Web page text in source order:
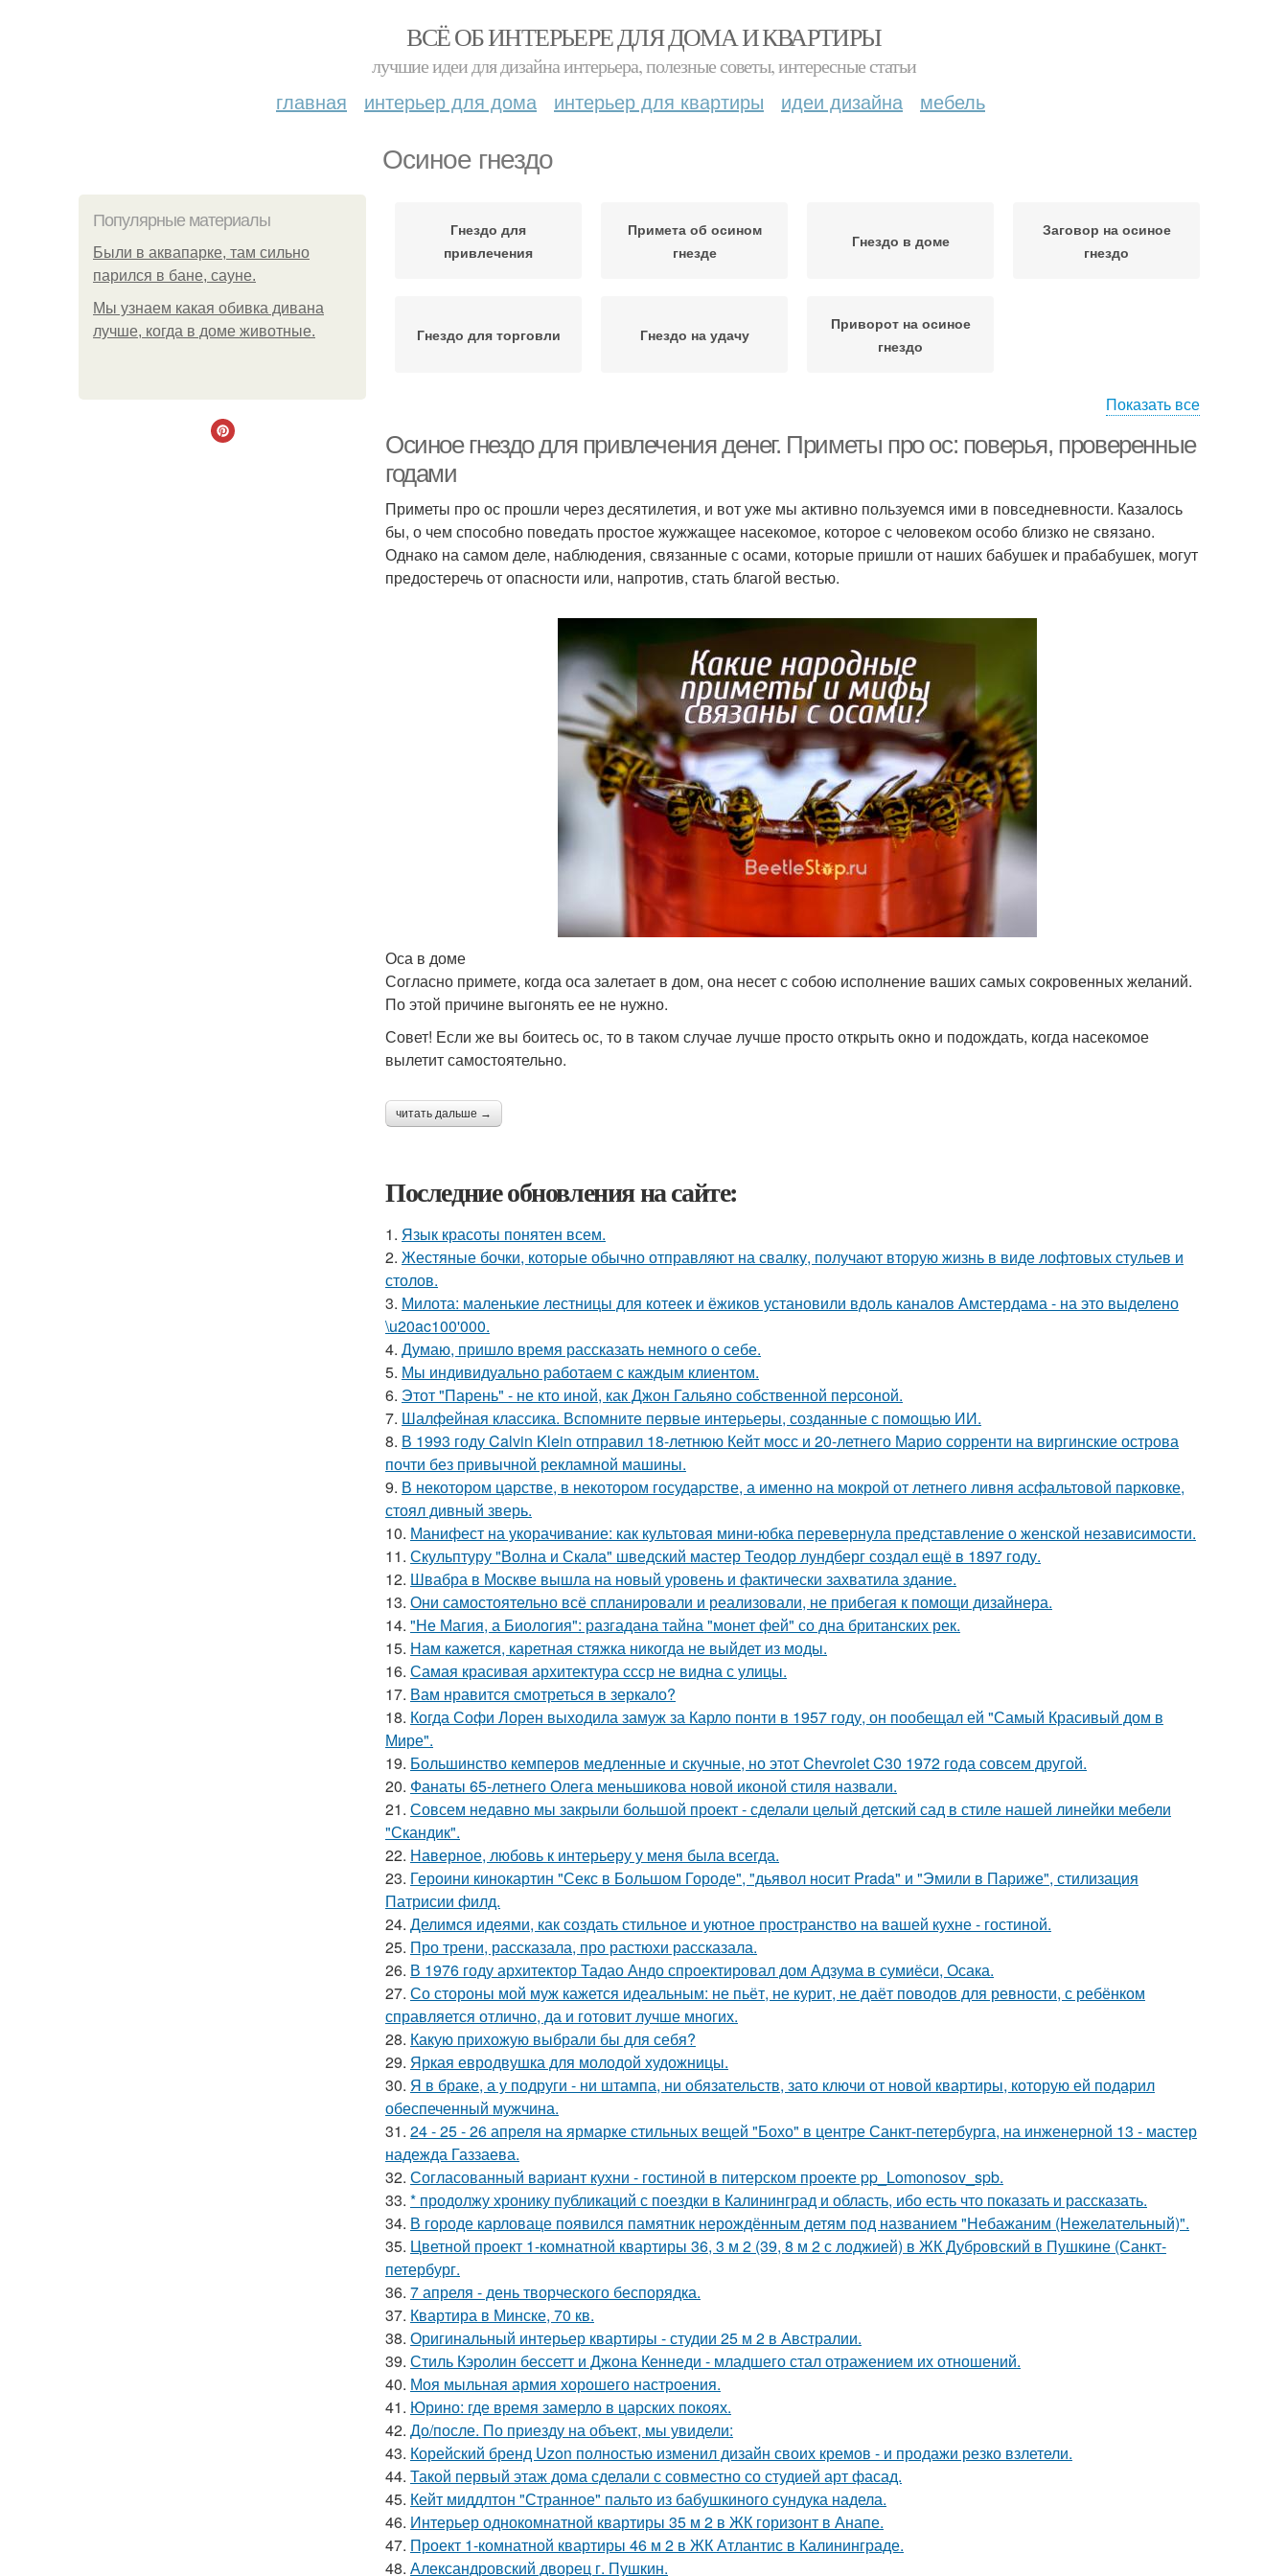
ВСЁ ОБ ИНТЕРЬЕРЕ ДЛЯ ДОМА И КВАРТИРЫ
лучшие идеи для дизайна интерьера, полезные советы, интересные статьи
главная интерьер для дома интерьер для квартиры идеи дизайна мебель
Осиное гнездо
Популярные материалы
Были в аквапарке, там сильно
парился в бане, сауне.
Мы узнаем какая обивка дивана
лучше, когда в доме животные.
Гнездо для
привлечения
Примета об осином
гнезде
Гнездо в доме
Заговор на осиное
гнездо
Гнездо для торговли Гнездо на удачу
Приворот на осиное
гнездо
Показать все
Осиное гнездо для привлечения денег. Приметы про ос: поверья, проверенные
годами
Приметы про ос прошли через десятилетия, и вот уже мы активно пользуемся ими в повседневности. Казалось
бы, о чем способно поведать простое жужжащее насекомое, которое с человеком особо близко не связано.
Однако на самом деле, наблюдения, связанные с осами, которые пришли от наших бабушек и прабабушек, могут
предостеречь от опасности или, напротив, стать благой вестью.
Оса в доме
Согласно примете, когда оса залетает в дом, она несет с собою исполнение ваших самых сокровенных желаний.
По этой причине выгонять ее не нужно.
Совет! Если же вы боитесь ос, то в таком случае лучше просто открыть окно и подождать, когда насекомое
вылетит самостоятельно.
читать дальше →
Последние обновления на сайте:
1. Язык красоты понятен всем.
2. Жестяные бочки, которые обычно отправляют на свалку, получают вторую жизнь в виде лофтовых стульев и
столов.
3. Милота: маленькие лестницы для котеек и ёжиков установили вдоль каналов Амстердама - на это выделено
\u20ac100'000.
4. Думаю, пришло время рассказать немного о себе.
5. Мы индивидуально работаем с каждым клиентом.
6. Этот "Парень" - не кто иной, как Джон Гальяно собственной персоной.
7. Шалфейная классика. Вспомните первые интерьеры, созданные с помощью ИИ.
8. В 1993 году Calvin Klein отправил 18-летнюю Кейт мосс и 20-летнего Марио сорренти на виргинские острова
почти без привычной рекламной машины.
9. В некотором царстве, в некотором государстве, а именно на мокрой от летнего ливня асфальтовой парковке,
стоял дивный зверь.
10. Манифест на укорачивание: как культовая мини-юбка перевернула представление о женской независимости.
11. Скульптуру "Волна и Скала" шведский мастер Теодор лундберг создал ещё в 1897 году.
12. Швабра в Москве вышла на новый уровень и фактически захватила здание.
13. Они самостоятельно всё спланировали и реализовали, не прибегая к помощи дизайнера.
14. "Не Магия, а Биология": разгадана тайна "монет фей" со дна британских рек.
15. Нам кажется, каретная стяжка никогда не выйдет из моды.
16. Самая красивая архитектура ссср не видна с улицы.
17. Вам нравится смотреться в зеркало?
18. Когда Софи Лорен выходила замуж за Карло понти в 1957 году, он пообещал ей "Самый Красивый дом в
Мире".
19. Большинство кемперов медленные и скучные, но этот Chevrolet C30 1972 года совсем другой.
20. Фанаты 65-летнего Олега меньшикова новой иконой стиля назвали.
21. Совсем недавно мы закрыли большой проект - сделали целый детский сад в стиле нашей линейки мебели
"Скандик".
22. Наверное, любовь к интерьеру у меня была всегда.
23. Героини кинокартин "Секс в Большом Городе", "дьявол носит Prada" и "Эмили в Париже", стилизация
Патрисии филд.
24. Делимся идеями, как создать стильное и уютное пространство на вашей кухне - гостиной.
25. Про трени, рассказала, про растюхи рассказала.
26. В 1976 году архитектор Тадао Андо спроектировал дом Адзума в сумиёси, Осака.
27. Со стороны мой муж кажется идеальным: не пьёт, не курит, не даёт поводов для ревности, с ребёнком
справляется отлично, да и готовит лучше многих.
28. Какую прихожую выбрали бы для себя?
29. Яркая евродвушка для молодой художницы.
30. Я в браке, а у подруги - ни штампа, ни обязательств, зато ключи от новой квартиры, которую ей подарил
обеспеченный мужчина.
31. 24 - 25 - 26 апреля на ярмарке стильных вещей "Бохо" в центре Санкт-петербурга, на инженерной 13 - мастер
надежда Газзаева.
32. Согласованный вариант кухни - гостиной в питерском проекте pp_Lomonosov_spb.
33. * продолжу хронику публикаций с поездки в Калининград и область, ибо есть что показать и рассказать.
34. В городе карловаце появился памятник нерождённым детям под названием "Небажаним (Нежелательный)".
35. Цветной проект 1-комнатной квартиры 36, 3 м 2 (39, 8 м 2 с лоджией) в ЖК Дубровский в Пушкине (Санкт-
петербург.
36. 7 апреля - день творческого беспорядка.
37. Квартира в Минске, 70 кв.
38. Оригинальный интерьер квартиры - студии 25 м 2 в Австралии.
39. Стиль Кэролин бессетт и Джона Кеннеди - младшего стал отражением их отношений.
40. Моя мыльная армия хорошего настроения.
41. Юрино: где время замерло в царских покоях.
42. До/после. По приезду на объект, мы увидели:
43. Корейский бренд Uzon полностью изменил дизайн своих кремов - и продажи резко взлетели.
44. Такой первый этаж дома сделали с совместно со студией арт фасад.
45. Кейт миддлтон "Странное" пальто из бабушкиного сундука надела.
46. Интерьер однокомнатной квартиры 35 м 2 в ЖК горизонт в Анапе.
47. Проект 1-комнатной квартиры 46 м 2 в ЖК Атлантис в Калининграде.
48. Александровский дворец г. Пушкин.